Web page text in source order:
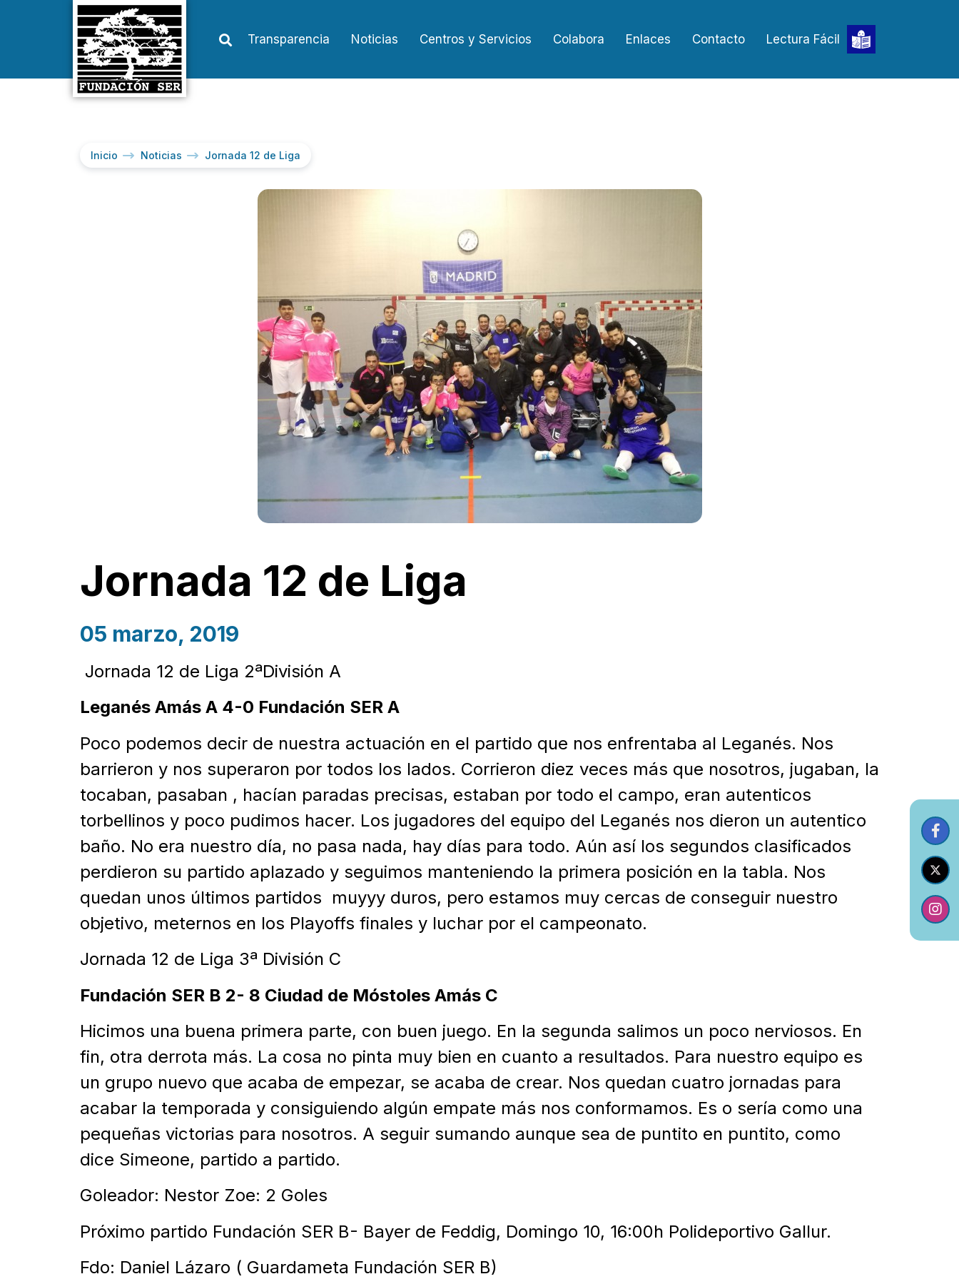
Transparencia Noticias Centros y Servicios Colabora Enlaces Contacto Lectura Fácil
Inicio Noticias Jornada 12 de Liga
Jornada 12 de Liga
05 marzo, 2019
Jornada 12 de Liga 2ªDivisión A
Leganés Amás A 4-0 Fundación SER A
Poco podemos decir de nuestra actuación en el partido que nos enfrentaba al Leganés. Nos
barrieron y nos superaron por todos los lados. Corrieron diez veces más que nosotros, jugaban, la
tocaban, pasaban , hacían paradas precisas, estaban por todo el campo, eran autenticos
torbellinos y poco pudimos hacer. Los jugadores del equipo del Leganés nos dieron un autentico
baño. No era nuestro día, no pasa nada, hay días para todo. Aún así los segundos clasificados
perdieron su partido aplazado y seguimos manteniendo la primera posición en la tabla. Nos
quedan unos últimos partidos muyyy duros, pero estamos muy cercas de conseguir nuestro
objetivo, meternos en los Playoffs finales y luchar por el campeonato.
Jornada 12 de Liga 3ª División C
Fundación SER B 2- 8 Ciudad de Móstoles Amás C
Hicimos una buena primera parte, con buen juego. En la segunda salimos un poco nerviosos. En
fin, otra derrota más. La cosa no pinta muy bien en cuanto a resultados. Para nuestro equipo es
un grupo nuevo que acaba de empezar, se acaba de crear. Nos quedan cuatro jornadas para
acabar la temporada y consiguiendo algún empate más nos conformamos. Es o sería como una
pequeñas victorias para nosotros. A seguir sumando aunque sea de puntito en puntito, como
dice Simeone, partido a partido.
Goleador: Nestor Zoe: 2 Goles
Próximo partido Fundación SER B- Bayer de Feddig, Domingo 10, 16:00h Polideportivo Gallur.
Fdo: Daniel Lázaro ( Guardameta Fundación SER B)